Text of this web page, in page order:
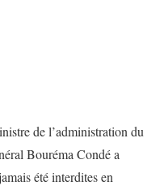
de l’administration du
Bouréma Condé a
été interdites en